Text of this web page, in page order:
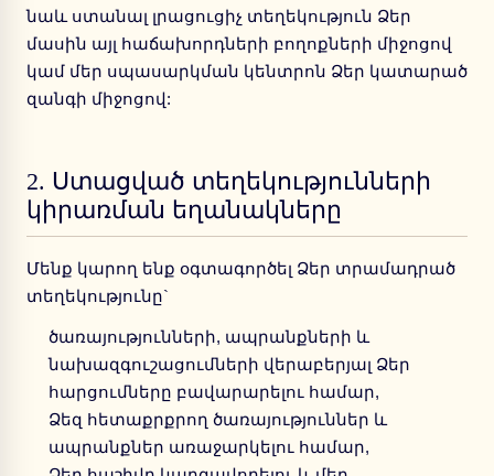
նաև ստանալ լրացուցիչ տեղեկություն Ձեր
մասին այլ հաճախորդների բողոքների միջոցով
կամ մեր սպասարկման կենտրոն Ձեր կատարած
զանգի միջոցով:
2. Ստացված տեղեկությունների
կիրառման եղանակները
Մենք կարող ենք օգտագործել Ձեր տրամադրած
տեղեկությունը`
ծառայությունների, ապրանքների և
նախազգուշացումների վերաբերյալ Ձեր
հարցումները բավարարելու համար,
Ձեզ հետաքրքրող ծառայություններ և
ապրանքներ առաջարկելու համար,